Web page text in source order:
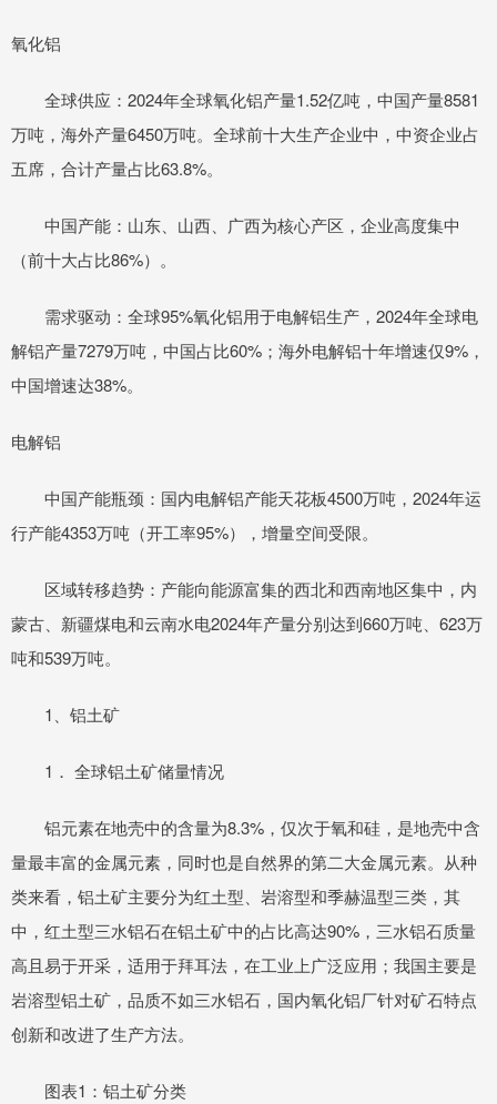
氧化铝
全球供应：2024年全球氧化铝产量1.52亿吨，中国产量8581
万吨，海外产量6450万吨。全球前十大生产企业中，中资企业占
五席，合计产量占比63.8%。
中国产能：山东、山西、广西为核心产区，企业高度集中
（前十大占比86%）。
需求驱动：全球95%氧化铝用于电解铝生产，2024年全球电
解铝产量7279万吨，中国占比60%；海外电解铝十年增速仅9%，
中国增速达38%。
电解铝
中国产能瓶颈：国内电解铝产能天花板4500万吨，2024年运
行产能4353万吨（开工率95%），增量空间受限。
区域转移趋势：产能向能源富集的西北和西南地区集中，内
蒙古、新疆煤电和云南水电2024年产量分别达到660万吨、623万
吨和539万吨。
1、铝土矿
1． 全球铝土矿储量情况
铝元素在地壳中的含量为8.3%，仅次于氧和硅，是地壳中含
量最丰富的金属元素，同时也是自然界的第二大金属元素。从种
类来看，铝土矿主要分为红土型、岩溶型和季赫温型三类，其
中，红土型三水铝石在铝土矿中的占比高达90%，三水铝石质量
高且易于开采，适用于拜耳法，在工业上广泛应用；我国主要是
岩溶型铝土矿，品质不如三水铝石，国内氧化铝厂针对矿石特点
创新和改进了生产方法。
图表1：铝土矿分类